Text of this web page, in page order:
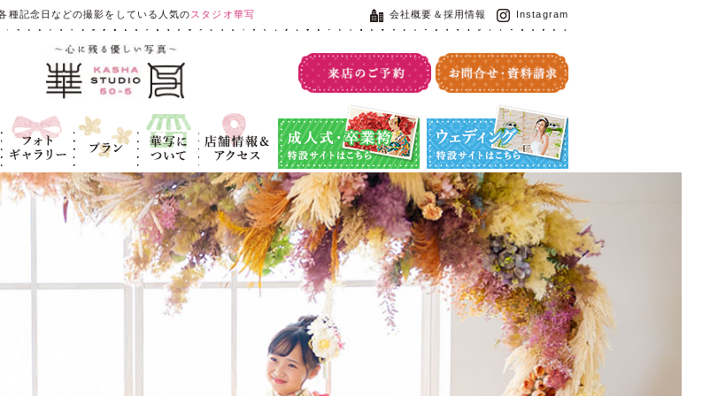
種記念日などの撮影をしている人気のスタジオ華写 会社概要＆採用情報 Instagram
フォトギャラ
リー
プラン
華写につい
て
店舗情報＆ア
クセス
成人式・卒業袴特設サイト ウエディング特設サイト